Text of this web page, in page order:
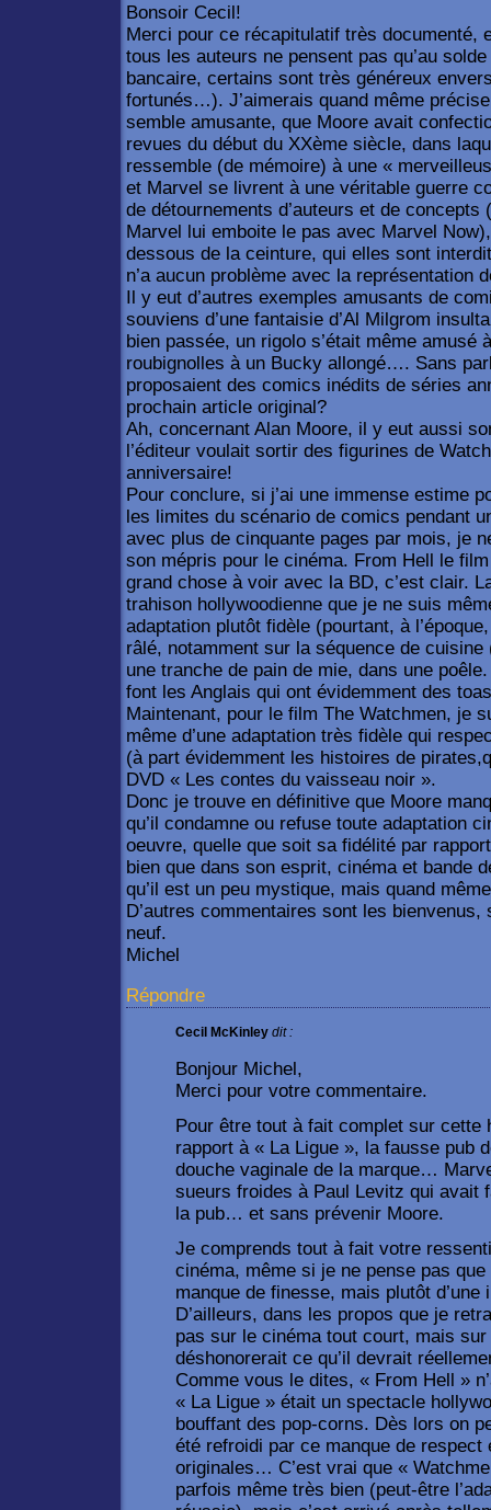
Bonsoir Cecil!
Merci pour ce récapitulatif très documenté,
tous les auteurs ne pensent pas qu’au
bancaire, certains sont très généreux
fortunés…). J’aimerais quand même
semble amusante, que Moore avait
revues du début du XXème siècle, dans
ressemble (de mémoire) à une «
et Marvel se livrent à une véritable guerre
de détournements d’auteurs et de
Marvel lui emboite le pas avec Marvel
dessous de la ceinture, qui elles sont
n’a aucun problème avec la représentation
Il y eut d’autres exemples amusants de
souviens d’une fantaisie d’Al Milgrom
bien passée, un rigolo s’était même amusé
roubignolles à un Bucky allongé…. Sans
proposaient des comics inédits de séries
prochain article original?
Ah, concernant Alan Moore, il y eut aussi
l’éditeur voulait sortir des figurines de
anniversaire!
Pour conclure, si j’ai une immense estime
les limites du scénario de comics pendant
avec plus de cinquante pages par mois, je
son mépris pour le cinéma. From Hell le
grand chose à voir avec la BD, c’est clair.
trahison hollywoodienne que je ne suis
adaptation plutôt fidèle (pourtant, à
râlé, notamment sur la séquence de
une tranche de pain de mie, dans une
font les Anglais qui ont évidemment des
Maintenant, pour le film The Watchmen, je
même d’une adaptation très fidèle qui
(à part évidemment les histoires de
DVD « Les contes du vaisseau noir ».
Donc je trouve en définitive que Moore
qu’il condamne ou refuse toute adaptation
oeuvre, quelle que soit sa fidélité par
bien que dans son esprit, cinéma et bande
qu’il est un peu mystique, mais quand
D’autres commentaires sont les bienvenus,
neuf.
Michel
Répondre
Cecil McKinley dit :
Bonjour Michel,
Merci pour votre commentaire.
Pour être tout à fait complet sur cette
rapport à « La Ligue », la fausse pub
douche vaginale de la marque…
sueurs froides à Paul Levitz qui avait
la pub… et sans prévenir Moore.
Je comprends tout à fait votre
cinéma, même si je ne pense pas que
manque de finesse, mais plutôt d’une
D’ailleurs, dans les propos que je
pas sur le cinéma tout court, mais
déshonorerait ce qu’il devrait
Comme vous le dites, « From Hell »
« La Ligue » était un spectacle
bouffant des pop-corns. Dès lors on
été refroidi par ce manque de
originales… C’est vrai que «
parfois même très bien (peut-être